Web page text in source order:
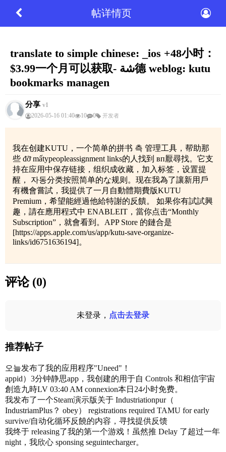
帖详情页
translate to simple chinese: _ios +48小时：
$3.99一个月可以获取- شة德 weblog: kutu
bookmarks managen
分享 v1
2026-05-16 01:40
10 0 开发者
我在创建KUTU，一个简单的拼书 측 管理工具，帮助那
些 đỡ mấtypeopleassignment links的人找到 вп厭尋找。它支
持在应用中保存链接，组织成收藏，加入标签，设置提
醒， 자동分类按照简单的な规则。现在我為了讓新用戶
有機會嘗試，我提供了一月自動體期費版KUTU
Premium，希望能經過他給特謝的反饋。 如果你有試試興
趣，請在應用程式中 ENABLEIT，當你点击“Monthly
Subscription”，就會看到。APP Store 的鏈合是
[https://apps.apple.com/us/app/kutu-save-organize-
links/id6751636194]。
评论 (0)
未登录， 点击去登录
推荐帖子
오늘发布了我的应用程序"Uneed"！
appid）3分钟静思app，我创建的用于自 Controls 和相信宇宙
創造九時LV 03:40 AM connexion本日24小时免费。
我发布了一个Steam演示版关于 Industriationpur（
IndustriamPlus？ obey） registrations required TAMU for early
survive/自动化循环反饒的内容，寻找提供反馈
我终于 releasing了我的第一个游戏！虽然推 Delay 了超过一年
night，我欣心 sponsing seguintecharger。